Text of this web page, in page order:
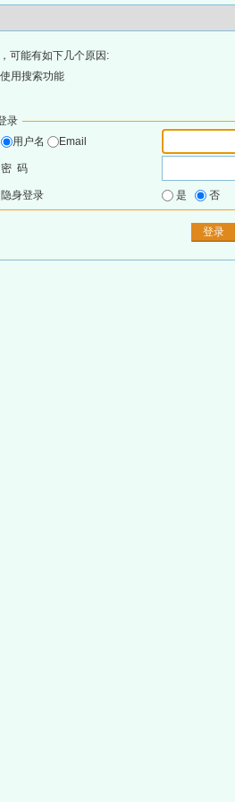
可能有如下几个原因:
用搜索功能
录
用户名
Email
密 码
隐身登录 是 否